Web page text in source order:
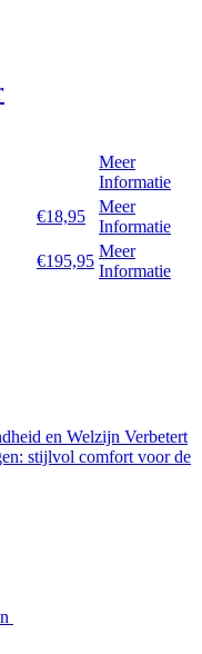
Meer
Informatie
€18,95
Meer
Informatie
€195,95
Meer
Informatie
en Welzijn Verbetert
stijlvol comfort voor de